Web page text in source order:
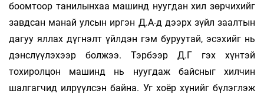
боомтоор танилынхаа машинд нуугдан хил зөрчихийг
завдсан манай улсын иргэн Д.А-д дээрх зүйл заалтын
дагуу яллах дүгнэлт үйлдэн гэм буруутай, эсэхийг нь
дэнслүүлэхээр болжээ. Тэрбээр Д.Г гэх хүнтэй
тохиролцон машинд нь нуугдаж байсныг хилчин
шалгагчид илрүүлсэн байна. Уг хоёр хүнийг бүлэглэж